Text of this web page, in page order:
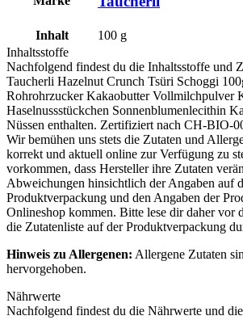
Inhalt 100 g
Inhaltsstoffe
Nachfolgend findest du die Inhaltsstoffe und
Taucherli Hazelnut Crunch Tsüri Schoggi
Rohrohrzucker Kakaobutter Vollmilchpulver
Haselnussstückchen Sonnenblumenlecithin
Nüssen enthalten. Zertifiziert nach CH-BIO-
Wir bemühen uns stets die Zutaten und
korrekt und aktuell online zur Verfügung zu
vorkommen, dass Hersteller ihre Zutaten
Abweichungen hinsichtlich der Angaben auf
Produktverpackung und den Angaben der
Onlineshop kommen. Bitte lese dir daher vor
die Zutatenliste auf der Produktverpackung
Hinweis zu Allergenen: Allergene Zutaten
hervorgehoben.
Nährwerte
Nachfolgend findest du die Nährwerte und